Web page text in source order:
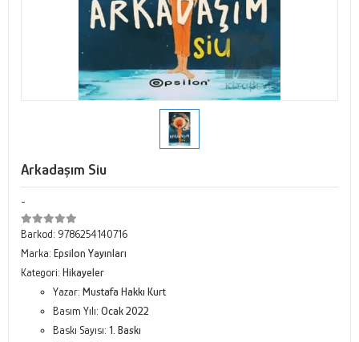
Arkadaşım Siu
-
Barkod: 9786254140716
Marka: Epsilon Yayınları
Kategori: Hikayeler
Yazar: Mustafa Hakkı Kurt
Basım Yılı: Ocak 2022
Baskı Sayısı: 1. Baskı